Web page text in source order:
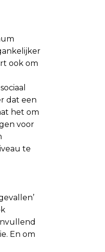
ook om
dat een
het om
voor
te
En om